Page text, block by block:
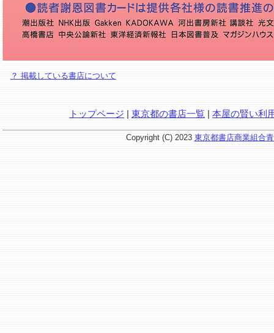
？ 掲載している書店について
トップページ | 東京都の書店一覧 | 本屋の賢い利
Copyright (C) 2023 東京都書店商業組合